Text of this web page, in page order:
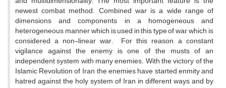
newest combat method. Combined war is a wide range of
dimensions and components in a homogeneous and
heterogeneous manner, which is used in this type of war, which is
considered a non-linear war. For this reason, a constant
vigilance against the enemy is one of the musts of an
independent system with many enemies. With the victory of the
Islamic Revolution of Iran, the enemies have started enmity and
hatred against the holy system of Iran in different ways and by